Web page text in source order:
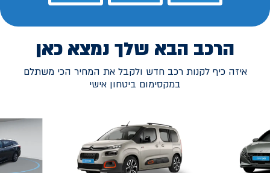
הרכב הבא שלך נמצא כאן
איזה כיף לקנות רכב חדש ולקבל את המחיר הכי משתלם
במקסימום ביטחון אישי